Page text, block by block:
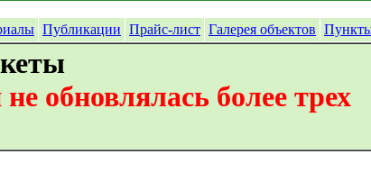
Публикации Прайс-лист Галерея объектов
обновлялась более трех